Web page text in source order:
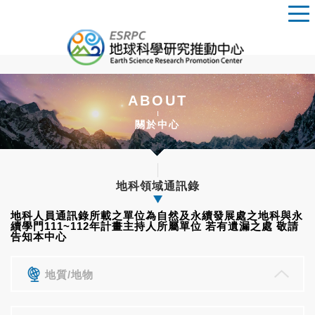
ABOUT
關於中心
地科領域通訊錄
地科人員通訊錄所載之單位為自然及永續發展處之地科與永
續學門111~112年計畫主持人所屬單位 若有遺漏之處 敬請
告知本中心
地質/地物